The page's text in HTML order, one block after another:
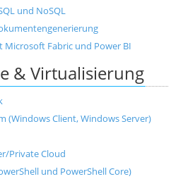
und NoSQL
Microsoft Fabric und Power BI
& Virtualisierung
(Windows Client, Windows Server)
Private Cloud
und PowerShell Core)